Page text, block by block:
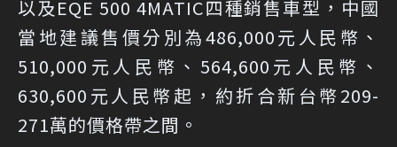
以及EQE 500 4MATIC四種銷售車型，中國
當地建議售價分別為486,000元人民幣、
510,000元人民幣、564,600元人民幣、
630,600元人民幣起，約折合新台幣209-
271萬的價格帶之間。